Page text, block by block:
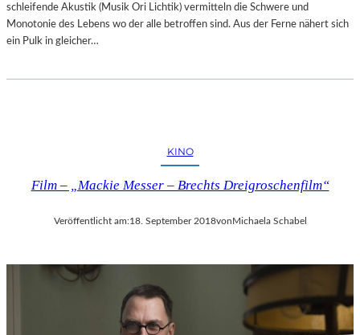
schleifende Akustik (Musik Ori Lichtik) vermitteln die Schwere und
Monotonie des Lebens wo der alle betroffen sind. Aus der Ferne nähert sich
ein Pulk in gleicher…
KINO
Film – „Mackie Messer – Brechts Dreigroschenfilm“
Veröffentlicht am:18. September 2018vonMichaela Schabel